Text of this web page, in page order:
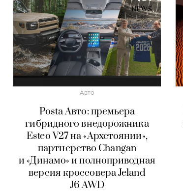
Авто
Posta Авто: премьера
гибридного внедорожника
Esteo V27 на «Архстоянии»,
партнерство Changan
и «Динамо» и полноприводная
версия кроссовера Jeland
J6 AWD